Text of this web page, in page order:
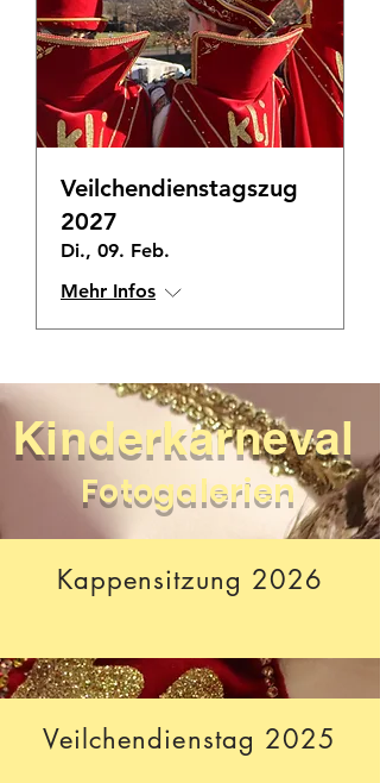
Veilchendienstagszug
2027
Di., 09. Feb.
Mehr Infos
Kinderkarneval
Fotogalerien
Kappensitzung 2026
Veilchendienstag 2025